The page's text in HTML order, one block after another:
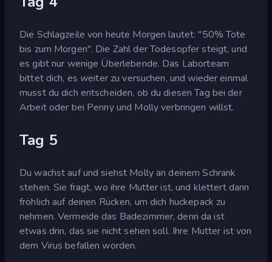
Die Schlagzeile von heute Morgen lautet: "50% Tote
bis zum Morgen". Die Zahl der Todesopfer steigt, und
es gibt nur wenige Überlebende. Das Laborteam
bittet dich, es weiter zu versuchen, und wieder einmal
musst du dich entscheiden, ob du diesen Tag bei der
Arbeit oder bei Penny und Molly verbringen willst.
Tag 5
Du wachst auf und siehst Molly an deinem Schrank
stehen. Sie fragt, wo ihre Mutter ist, und klettert dann
fröhlich auf deinen Rücken, um dich huckepack zu
nehmen. Vermeide das Badezimmer, denn da ist
etwas drin, das sie nicht sehen soll. Ihre Mutter ist von
dem Virus befallen worden.